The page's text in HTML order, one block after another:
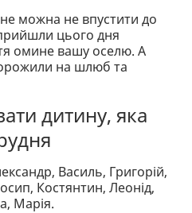
можна не впустити до
цього дня
омине вашу оселю. А
на шлюб та
дитину, яка
Василь, Григорій,
Костянтин, Леонід,
Марія.